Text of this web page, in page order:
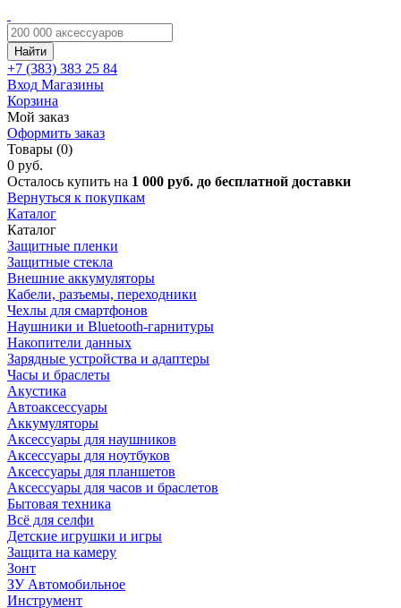
Найти
+7 (383) 383 25 84
Вход Магазины
Корзина
Мой заказ
Оформить заказ
Товары (0)
0 руб.
Осталось купить на 1 000 руб. до бесплатной доставки
Вернуться к покупкам
Каталог
Каталог
Защитные пленки
Защитные стекла
Внешние аккумуляторы
Кабели, разъемы, переходники
Чехлы для смартфонов
Наушники и Bluetooth-гарнитуры
Накопители данных
Зарядные устройства и адаптеры
Часы и браслеты
Акустика
Автоаксессуары
Аккумуляторы
Аксессуары для наушников
Аксессуары для ноутбуков
Аксессуары для планшетов
Аксессуары для часов и браслетов
Бытовая техника
Всё для селфи
Детские игрушки и игры
Защита на камеру
Зонт
ЗУ Автомобильное
Инструмент